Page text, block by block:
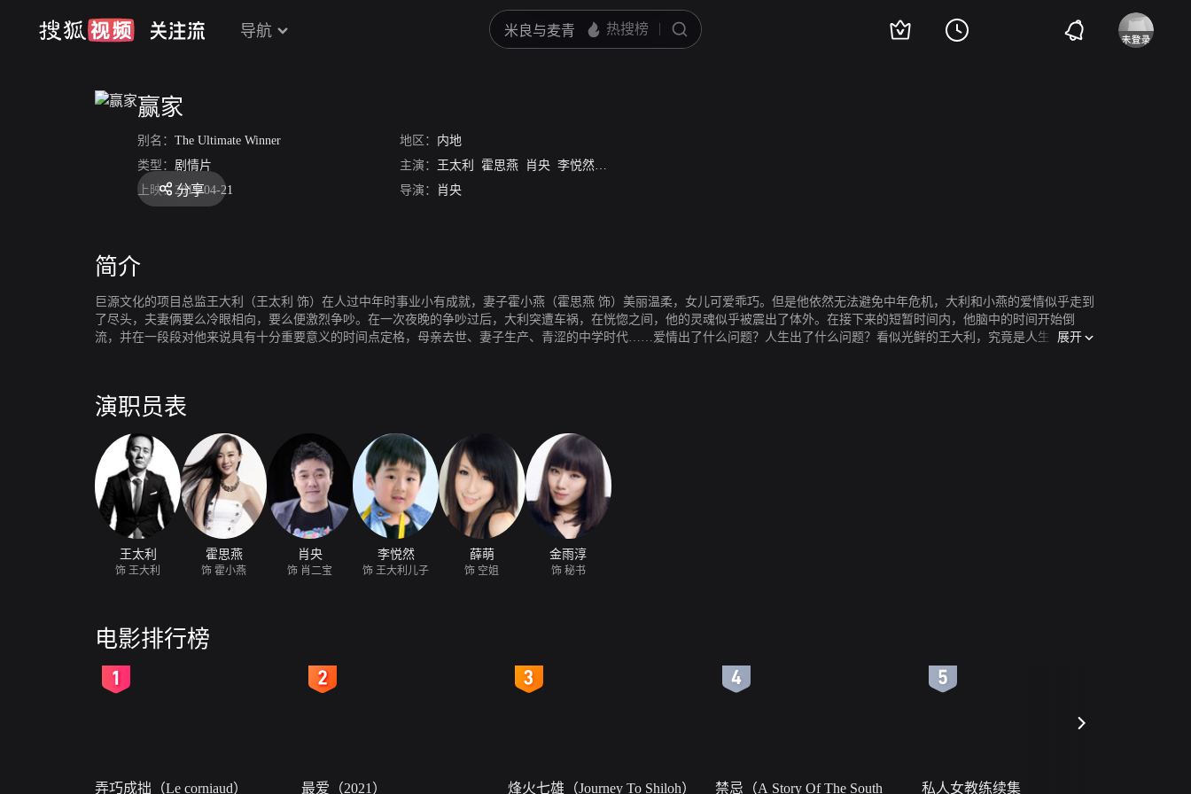
导航
赢家
别名： The Ultimate Winner 地区： 内地
类型： 剧情片 主演： 王太利 霍思燕 肖央 李悦然 薛萌
上映： 2011-04-21 导演： 肖央
分享
简介
巨源文化的项目总监王大利（王太利 饰）在人过中年时事业小有成就，妻子霍小燕（霍思燕 饰）美丽温柔，女儿可爱乖巧。但是他依然无法避免中年危机，大利和小燕的爱情似乎走到
了尽头，夫妻俩要么冷眼相向，要么便激烈争吵。在一次夜晚的争吵过后，大利突遭车祸，在恍惚之间，他的灵魂似乎被震出了体外。在接下来的短暂时间内，他脑中的时间开始倒
流，并在一段段对他来说具有十分重要意义的时间点定格，母亲去世、妻子生产、青涩的中学时代……爱情出了什么问题？人生出了什么问题？看似光鲜的王大利，究竟是人生的赢家
展开
演职员表
王太利
饰 王大利
霍思燕
饰 霍小燕
肖央
饰 肖二宝
李悦然
饰 王大利儿子
薛萌
饰 空姐
金雨淳
饰 秘书
电影排行榜
弄巧成拙（Le corniaud） 最爱（2021） 烽火七雄（Journey To Shiloh） 禁忌（A Story Of The South 私人女教练续集